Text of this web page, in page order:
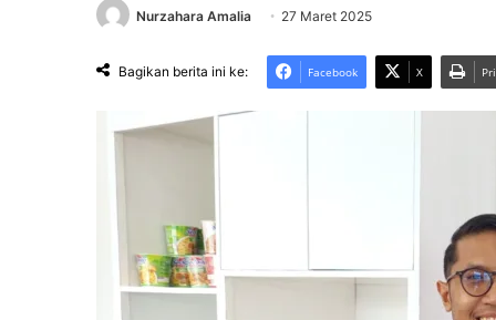
Nurzahara Amalia 27 Maret 2025
Bagikan berita ini ke: Facebook X